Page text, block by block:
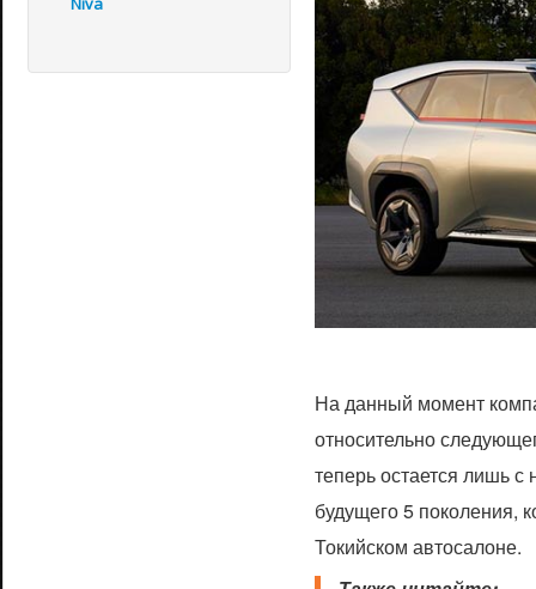
На данный момент
относительно
теперь остается лишь
будущего 5 поколения,
Токийском автосалоне.